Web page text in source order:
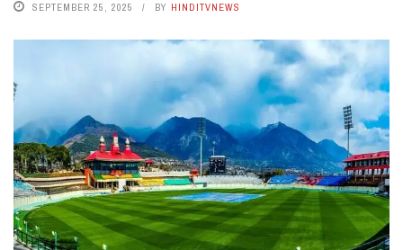
SEPTEMBER 25, 2025 BY HINDITVNEWS